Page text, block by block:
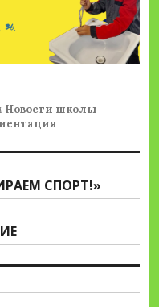
Новости школы
СПОРТ!»